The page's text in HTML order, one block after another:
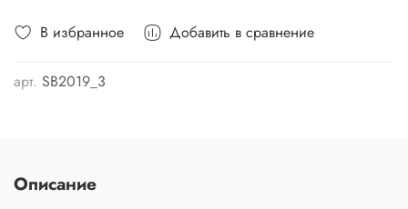
В избранное Добавить в сравнение
арт. SB2019_3
Описание